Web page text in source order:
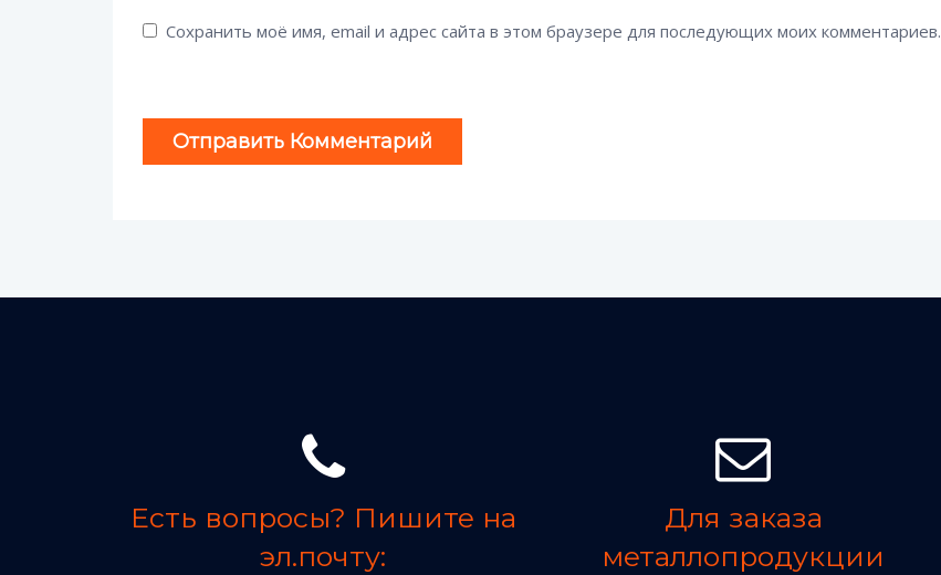
Сохранить моё имя, email и адрес сайта в этом браузере для последующих моих комментариев.
Есть вопросы? Пишите на
эл.почту:
Для заказа
металлопродукции